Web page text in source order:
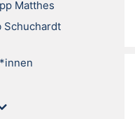
Matthes
Schuchardt